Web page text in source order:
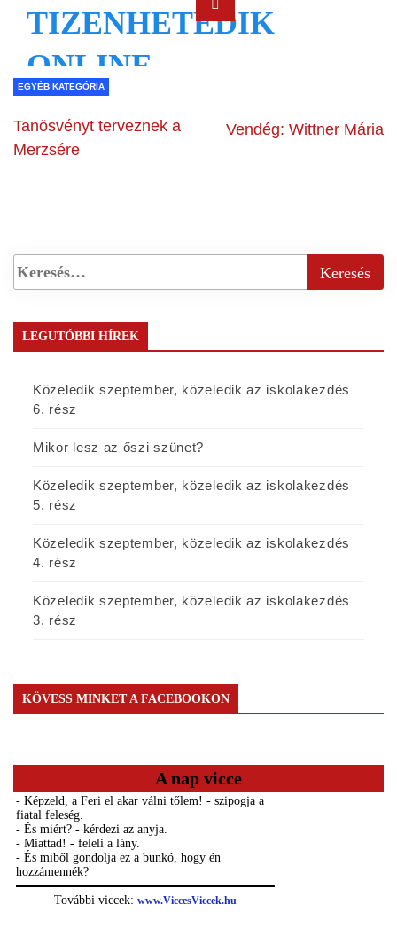
EGYÉB KATEGÓRIA
Tanösvényt terveznek a
Merzsére
Vendég: Wittner Mária
LEGUTÓBBI HÍREK
Közeledik szeptember, közeledik az iskolakezdés
6. rész
Mikor lesz az őszi szünet?
Közeledik szeptember, közeledik az iskolakezdés
5. rész
Közeledik szeptember, közeledik az iskolakezdés
4. rész
Közeledik szeptember, közeledik az iskolakezdés
3. rész
KÖVESS MINKET A FACEBOOKON
A nap vicce